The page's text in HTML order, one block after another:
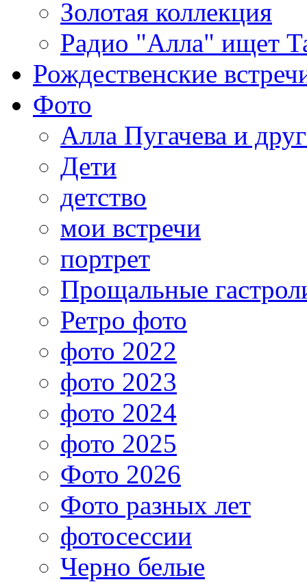
Золотая коллекция
Радио "Алла" ищет
Рождественские
Фото
Алла Пугачева и
Дети
детство
мои встречи
портрет
Прощальные
Ретро фото
фото 2022
фото 2023
фото 2024
фото 2025
Фото 2026
Фото разных лет
фотосессии
Черно белые